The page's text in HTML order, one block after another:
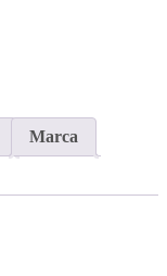
Marca